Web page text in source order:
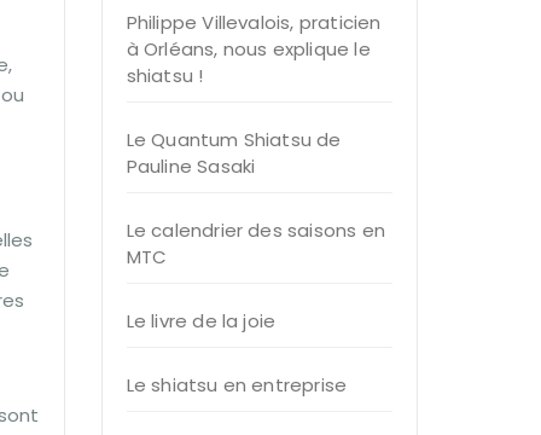
Philippe Villevalois, praticien
à Orléans, nous explique le
shiatsu !
Le Quantum Shiatsu de
Pauline Sasaki
Le calendrier des saisons en
MTC
Le livre de la joie
Le shiatsu en entreprise